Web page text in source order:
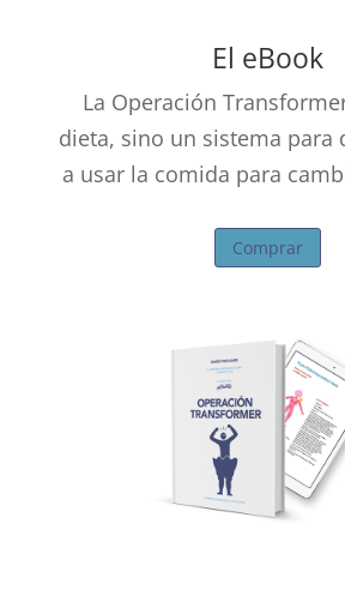
El eBook
La Operación
dieta, sino un sistema para
a usar la comida para
Comprar